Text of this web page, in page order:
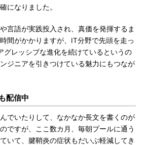
になりました。
言語が実践投入され、真価を発揮するま
間がかかりますが、IT分野で先頭を走っ
グレッシブな進化を続けているというの
ジニアを引きつけている魅力にもつなが
配信中
でいたりして、なかなか長文を書くのが
ですが、ここ数カ月、毎朝プールに通う
いて、腱鞘炎の症状もだいぶ軽減してき